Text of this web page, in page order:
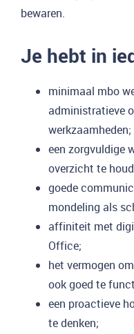
bewaren.
Je hebt in
minimaal mbo
administratieve
werkzaamheden;
een zorgvuldige
overzicht te
goede
mondeling als
affiniteit met
Office;
het vermogen
ook goed te
een proactieve
te denken;